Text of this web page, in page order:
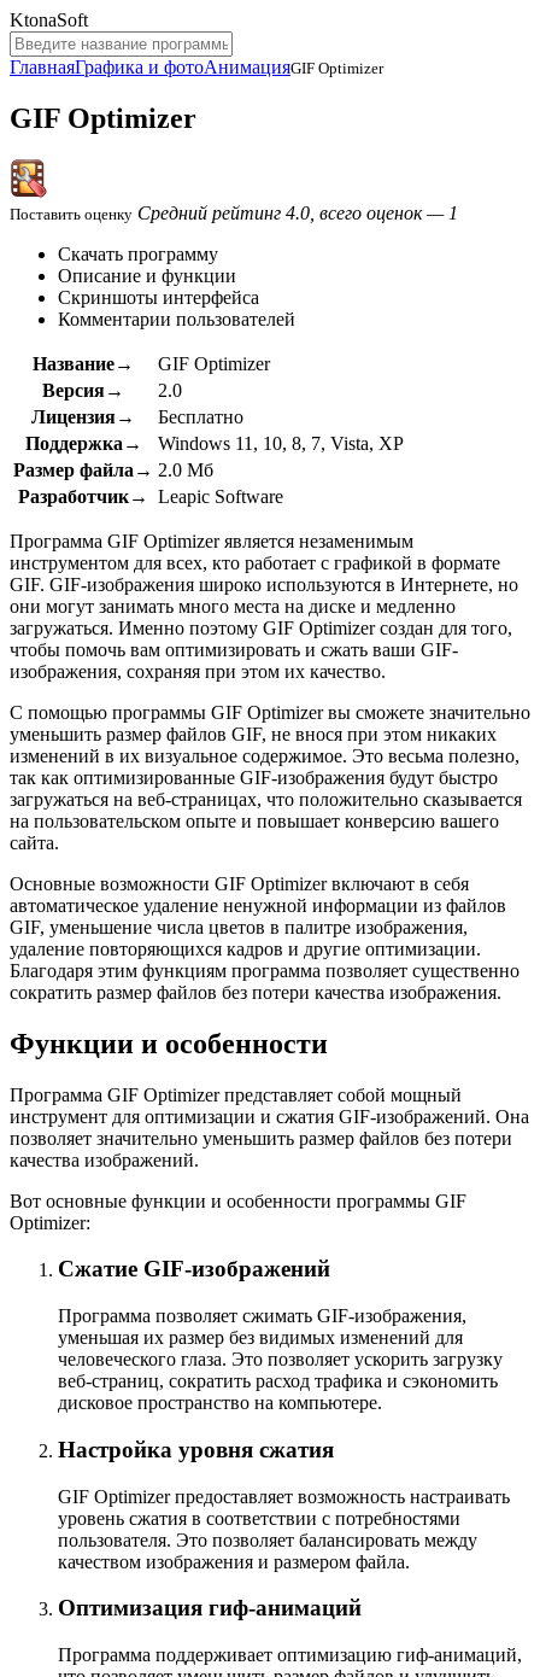
KtonaSoft
ГлавнаяГрафика и фотоАнимацияGIF Optimizer
GIF Optimizer
Поставить оценку Средний рейтинг 4.0, всего оценок — 1
Скачать программу
Описание и функции
Скриншоты интерфейса
Комментарии пользователей
Название→
GIF Optimizer
Версия→
2.0
Лицензия→
Бесплатно
Поддержка→
Windows 11, 10, 8, 7, Vista, XP
Размер файла→ 2.0 Мб
Разработчик→
Leapic Software
Программа GIF Optimizer является незаменимым
инструментом для всех, кто работает с графикой в формате
GIF. GIF-изображения широко используются в Интернете, но
они могут занимать много места на диске и медленно
загружаться. Именно поэтому GIF Optimizer создан для того,
чтобы помочь вам оптимизировать и сжать ваши GIF-
изображения, сохраняя при этом их качество.
С помощью программы GIF Optimizer вы сможете значительно
уменьшить размер файлов GIF, не внося при этом никаких
изменений в их визуальное содержимое. Это весьма полезно,
так как оптимизированные GIF-изображения будут быстро
загружаться на веб-страницах, что положительно сказывается
на пользовательском опыте и повышает конверсию вашего
сайта.
Основные возможности GIF Optimizer включают в себя
автоматическое удаление ненужной информации из файлов
GIF, уменьшение числа цветов в палитре изображения,
удаление повторяющихся кадров и другие оптимизации.
Благодаря этим функциям программа позволяет существенно
сократить размер файлов без потери качества изображения.
Функции и особенности
Программа GIF Optimizer представляет собой мощный
инструмент для оптимизации и сжатия GIF-изображений. Она
позволяет значительно уменьшить размер файлов без потери
качества изображений.
Вот основные функции и особенности программы GIF
Optimizer:
Сжатие GIF-изображений
Программа позволяет сжимать GIF-изображения,
уменьшая их размер без видимых изменений для
человеческого глаза. Это позволяет ускорить загрузку
веб-страниц, сократить расход трафика и сэкономить
дисковое пространство на компьютере.
Настройка уровня сжатия
GIF Optimizer предоставляет возможность настраивать
уровень сжатия в соответствии с потребностями
пользователя. Это позволяет балансировать между
качеством изображения и размером файла.
Оптимизация гиф-анимаций
Программа поддерживает оптимизацию гиф-анимаций,